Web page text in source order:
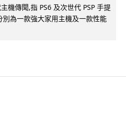
機傳聞,指 PS6 及次世代 PSP 手提
為一款強大家用主機及一款性能